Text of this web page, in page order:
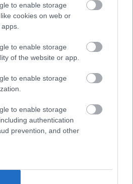
to enable storage
cookies on web or
to enable storage
of the website or app.
to enable storage
to enable storage
authentication
prevention, and other
2026 –Marcialonga
Italia, 70 km
2026 –
1,5 km
2026 –Jizerská50
2026 –Vasaloppet
– Sälen–
km
2026 –Orsa Grönklitt 50k
Sverige, 50 km
2026 –Orsa Grönklitt 50k
Sverige, 50 km